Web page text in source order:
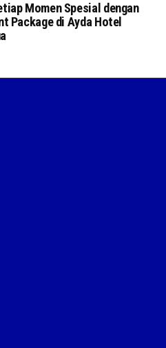
Momen Spesial dengan
Package di Ayda Hotel